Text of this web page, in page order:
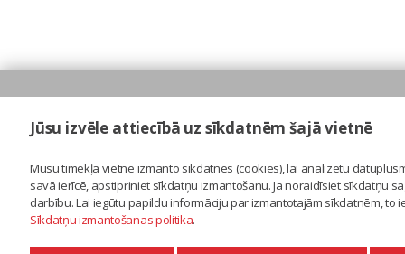
Jūsu izvēle attiecībā uz sīkdatnēm šajā vietnē
Mūsu tīmekļa vietne izmanto sīkdatnes (cookies), lai analizētu
savā ierīcē, apstipriniet sīkdatņu izmantošanu. Ja noraidīsiet sīkdatņu
darbību. Lai iegūtu papildu informāciju par izmantotajām sīkdatnēm,
Sīkdatņu izmantošanas politika.